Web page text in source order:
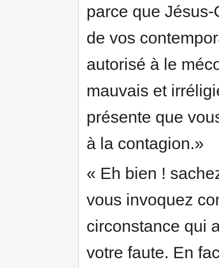
parce que
de vos
autorisé à le
mauvais et
présente que
à la contagion.»
« Eh bien !
vous invoquez
circonstance qui
votre faute. En